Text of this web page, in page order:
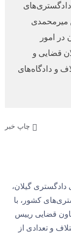
میرمحمدی
امور
قضایی و
و دادگاه‌های
چاپ خبر
گیلان،
کشور، با
قضایی رییس
و تعدادی از